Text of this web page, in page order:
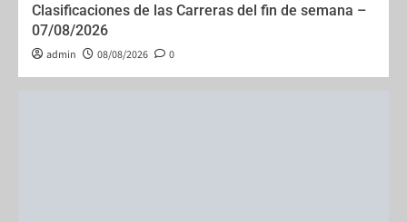
Clasificaciones de las Carreras del fin de semana –
07/08/2026
admin 08/08/2026 0